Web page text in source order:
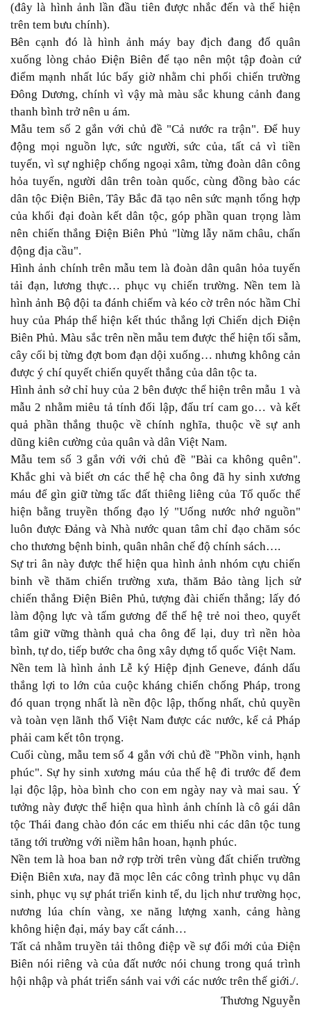
(đây là hình ảnh lần đầu tiên được nhắc đến và thể hiện
trên tem bưu chính).
Bên cạnh đó là hình ảnh máy bay địch đang đổ quân
xuống lòng chảo Điện Biên để tạo nên một tập đoàn cứ
điểm mạnh nhất lúc bấy giờ nhằm chi phối chiến trường
Đông Dương, chính vì vậy mà màu sắc khung cảnh đang
thanh bình trở nên u ám.
Mẫu tem số 2 gắn với chủ đề "Cả nước ra trận". Để huy
động mọi nguồn lực, sức người, sức của, tất cả vì tiền
tuyến, vì sự nghiệp chống ngoại xâm, từng đoàn dân công
hỏa tuyến, người dân trên toàn quốc, cùng đồng bào các
dân tộc Điện Biên, Tây Bắc đã tạo nên sức mạnh tổng hợp
của khối đại đoàn kết dân tộc, góp phần quan trọng làm
nên chiến thắng Điện Biên Phủ "lừng lẫy năm châu, chấn
động địa cầu".
Hình ảnh chính trên mẫu tem là đoàn dân quân hỏa tuyến
tải đạn, lương thực… phục vụ chiến trường. Nền tem là
hình ảnh Bộ đội ta đánh chiếm và kéo cờ trên nóc hầm Chỉ
huy của Pháp thể hiện kết thúc thắng lợi Chiến dịch Điện
Biên Phủ. Màu sắc trên nền mẫu tem được thể hiện tối sẫm,
cây cối bị từng đợt bom đạn dội xuống… nhưng không cản
được ý chí quyết chiến quyết thắng của dân tộc ta.
Hình ảnh sở chỉ huy của 2 bên được thể hiện trên mẫu 1 và
mẫu 2 nhằm miêu tả tính đối lập, đấu trí cam go… và kết
quả phần thắng thuộc về chính nghĩa, thuộc về sự anh
dũng kiên cường của quân và dân Việt Nam.
Mẫu tem số 3 gắn với với chủ đề "Bài ca không quên".
Khắc ghi và biết ơn các thế hệ cha ông đã hy sinh xương
máu để gìn giữ từng tấc đất thiêng liêng của Tổ quốc thể
hiện bằng truyền thống đạo lý "Uống nước nhớ nguồn"
luôn được Đảng và Nhà nước quan tâm chỉ đạo chăm sóc
cho thương bệnh binh, quân nhân chế độ chính sách….
Sự tri ân này được thể hiện qua hình ảnh nhóm cựu chiến
binh về thăm chiến trường xưa, thăm Bảo tàng lịch sử
chiến thắng Điện Biên Phủ, tượng đài chiến thắng; lấy đó
làm động lực và tấm gương để thế hệ trẻ noi theo, quyết
tâm giữ vững thành quả cha ông để lại, duy trì nền hòa
bình, tự do, tiếp bước cha ông xây dựng tổ quốc Việt Nam.
Nền tem là hình ảnh Lễ ký Hiệp định Geneve, đánh dấu
thắng lợi to lớn của cuộc kháng chiến chống Pháp, trong
đó quan trọng nhất là nền độc lập, thống nhất, chủ quyền
và toàn vẹn lãnh thổ Việt Nam được các nước, kể cả Pháp
phải cam kết tôn trọng.
Cuối cùng, mẫu tem số 4 gắn với chủ đề "Phồn vinh, hạnh
phúc". Sự hy sinh xương máu của thế hệ đi trước để đem
lại độc lập, hòa bình cho con em ngày nay và mai sau. Ý
tưởng này được thể hiện qua hình ảnh chính là cô gái dân
tộc Thái đang chào đón các em thiếu nhi các dân tộc tung
tăng tới trường với niềm hân hoan, hạnh phúc.
Nền tem là hoa ban nở rợp trời trên vùng đất chiến trường
Điện Biên xưa, nay đã mọc lên các công trình phục vụ dân
sinh, phục vụ sự phát triển kinh tế, du lịch như trường học,
nương lúa chín vàng, xe năng lượng xanh, cảng hàng
không hiện đại, máy bay cất cánh…
Tất cả nhằm truyền tải thông điệp về sự đổi mới của Điện
Biên nói riêng và của đất nước nói chung trong quá trình
hội nhập và phát triển sánh vai với các nước trên thế giới./.
Thương Nguyễn